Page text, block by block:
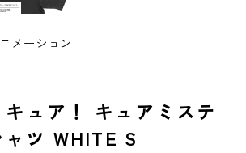
メーション
ュア！ キュアミステ
ツ WHITE S